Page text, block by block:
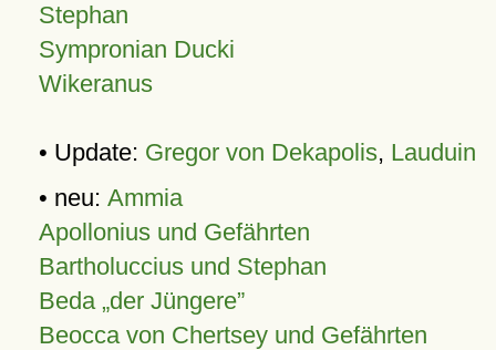
Stephan
Sympronian Ducki
Wikeranus
• Update: Gregor von Dekapolis, Lauduin
• neu: Ammia
Apollonius und Gefährten
Bartholuccius und Stephan
Beda „der Jüngere”
Beocca von Chertsey und Gefährten